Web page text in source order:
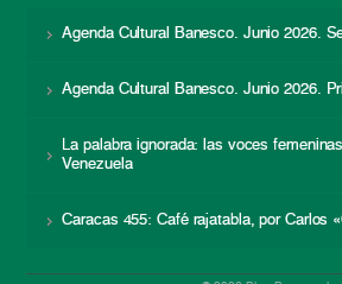
Agenda Cultural Banesco. Junio 2026.
Agenda Cultural Banesco. Junio 2026.
La palabra ignorada: las voces
Venezuela
Caracas 455: Café rajatabla, por Carlos